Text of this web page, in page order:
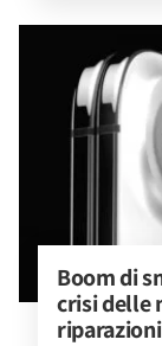
Boom di
crisi delle